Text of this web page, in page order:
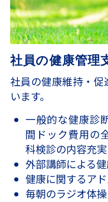
社員の健康管理
社員の健康維持・
います。
⼀般的な健康診
間ドック費⽤の
科検診の内容充実
外部講師による
健康に関するア
毎朝のラジオ体操